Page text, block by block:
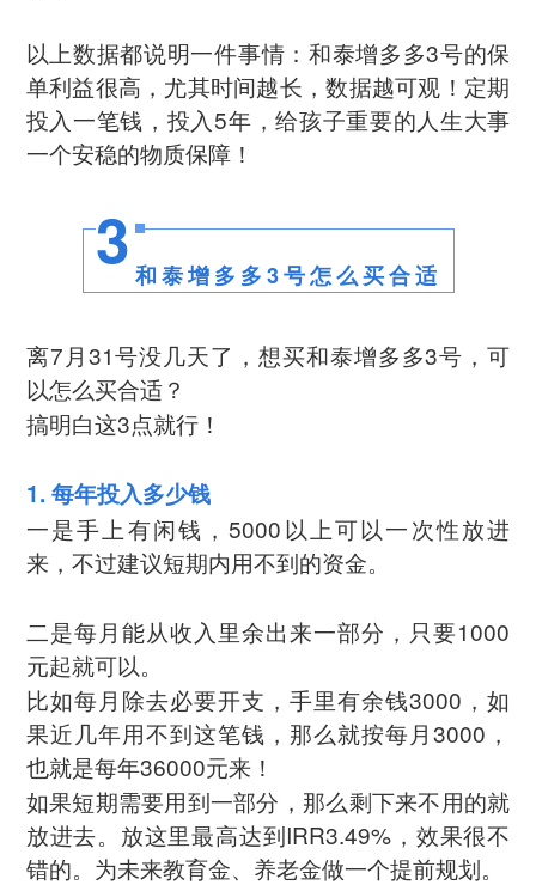
以上数据都说明一件事情：和泰增多多3号的保
单利益很高，尤其时间越长，数据越可观！定期
投入一笔钱，投入5年，给孩子重要的人生大事
一个安稳的物质保障！
3 和泰增多多3号怎么买合适
离7月31号没几天了，想买和泰增多多3号，可
以怎么买合适？
搞明白这3点就行！
1. 每年投入多少钱
一是手上有闲钱，5000以上可以一次性放进
来，不过建议短期内用不到的资金。
二是每月能从收入里余出来一部分，只要1000
元起就可以。
比如每月除去必要开支，手里有余钱3000，如
果近几年用不到这笔钱，那么就按每月3000，
也就是每年36000元来！
如果短期需要用到一部分，那么剩下来不用的就
放进去。放这里最高达到IRR3.49%，效果很不
错的。为未来教育金、养老金做一个提前规划。